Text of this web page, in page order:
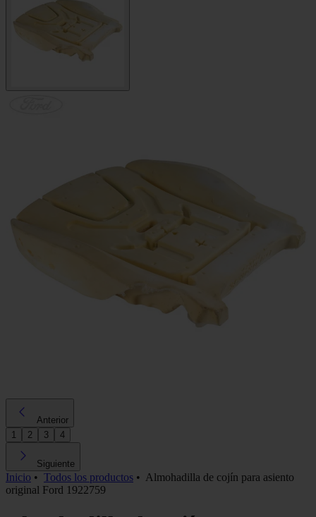
Anterior
1
2 3 4
Siguiente
Inicio • Todos los productos • Almohadilla de cojín para asiento
original Ford 1922759